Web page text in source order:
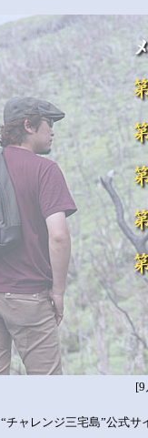
“チャレンジ三宅島”公式